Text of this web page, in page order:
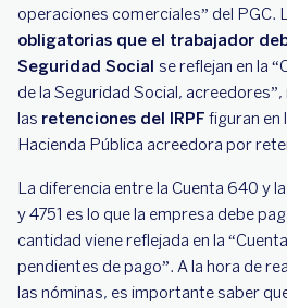
operaciones comerciales” del PGC.
obligatorias que el trabajador
Seguridad Social se reflejan en la
de la Seguridad Social,
las retenciones del IRPF figuran en
Hacienda Pública acreedora por
La diferencia entre la Cuenta 640 y
y 4751 es lo que la empresa debe
cantidad viene reflejada en la
pendientes de pago”. A la hora de
las nóminas, es importante saber